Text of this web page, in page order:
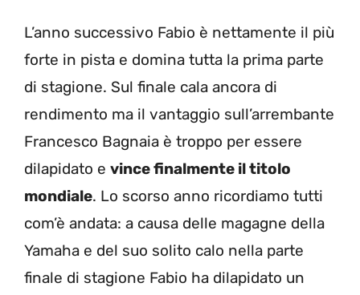
L’anno successivo Fabio è nettamente il più
forte in pista e domina tutta la prima parte
di stagione. Sul finale cala ancora di
rendimento ma il vantaggio sull’arrembante
Francesco Bagnaia è troppo per essere
dilapidato e vince finalmente il titolo
mondiale. Lo scorso anno ricordiamo tutti
com’è andata: a causa delle magagne della
Yamaha e del suo solito calo nella parte
finale di stagione Fabio ha dilapidato un